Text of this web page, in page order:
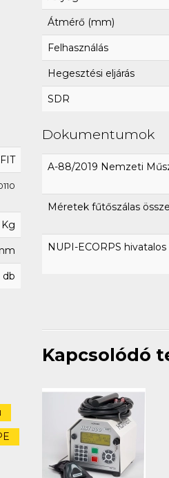
Átmérő (mm)
Felhasználás
Hegesztési eljárás
SDR
Dokumentumok
A-88/2019 Nemzeti
Méretek fűtőszálas
NUPI-ECORPS
db
Kapcsolódó